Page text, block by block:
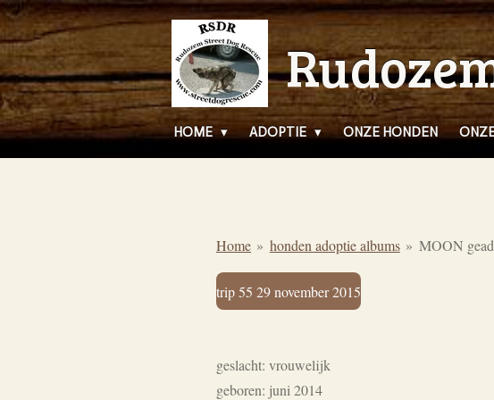
Ga
direct
naar
de
hoofdinhoud
HOME ADOPTIE ONZE HONDEN
Home » honden adoptie albums » MOON
trip 55 29 november 2015
geslacht: vrouwelijk
geboren: juni 2014